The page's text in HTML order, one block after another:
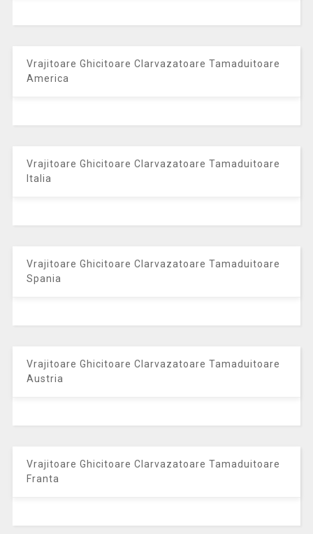
Vrajitoare Ghicitoare Clarvazatoare Tamaduitoare
America
Vrajitoare Ghicitoare Clarvazatoare Tamaduitoare
Italia
Vrajitoare Ghicitoare Clarvazatoare Tamaduitoare
Spania
Vrajitoare Ghicitoare Clarvazatoare Tamaduitoare
Austria
Vrajitoare Ghicitoare Clarvazatoare Tamaduitoare
Franta